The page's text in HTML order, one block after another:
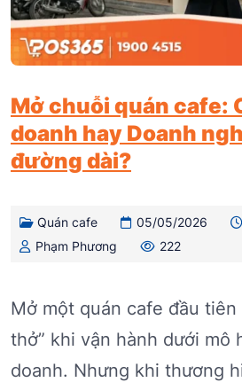
Mở chuỗi quán cafe:
doanh hay Doanh
đường dài?
Quán cafe 05/05/2026
Phạm Phương
222
Mở một quán cafe đầu tiên
thở” khi vận hành dưới mô
doanh. Nhưng khi thương